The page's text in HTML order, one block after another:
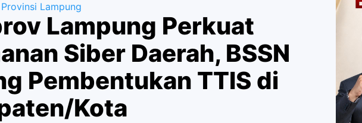
Lampung
Lampung Perkuat
Siber Daerah, BSSN
Pembentukan TTIS di
Kota